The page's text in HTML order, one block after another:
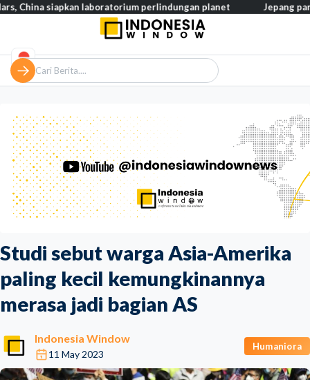
Studi sebut warga Asia-Amerika
paling kecil kemungkinannya
merasa jadi bagian AS
Indonesia Window
11 May 2023
Humaniora
laboratorium perlindungan planet Jepang pangkas